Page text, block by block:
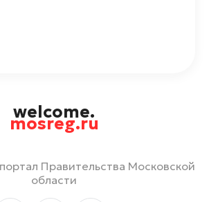
welcome.
mosreg.ru
Правительства Московской
области